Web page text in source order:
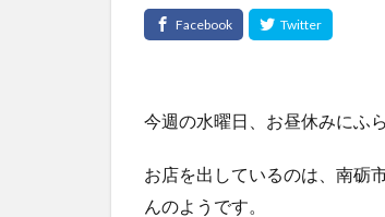
今週の水曜日、お昼休みにふ
お店を出しているのは、南砺
んのようです。